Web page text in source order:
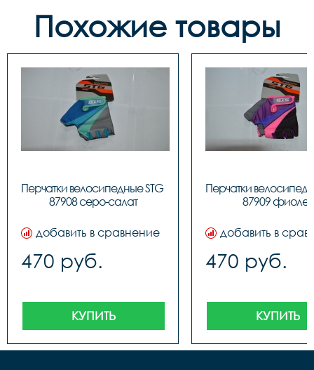
Похожие товары
Перчатки велосипедные STG
87908 серо-салат
добавить в сравнение
470 руб.
КУПИТЬ
Перчатки
87909 фиолет
добавить в
470 руб.
КУПИТЬ